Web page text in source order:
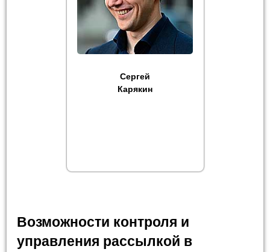
Сергей
Карякин
Возможности контроля и
управления рассылкой в